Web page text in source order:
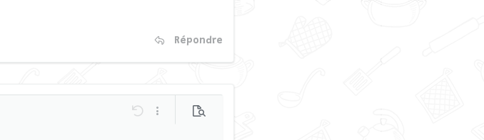
Répondre
AnnuléPlus d'options…Prévisualisation